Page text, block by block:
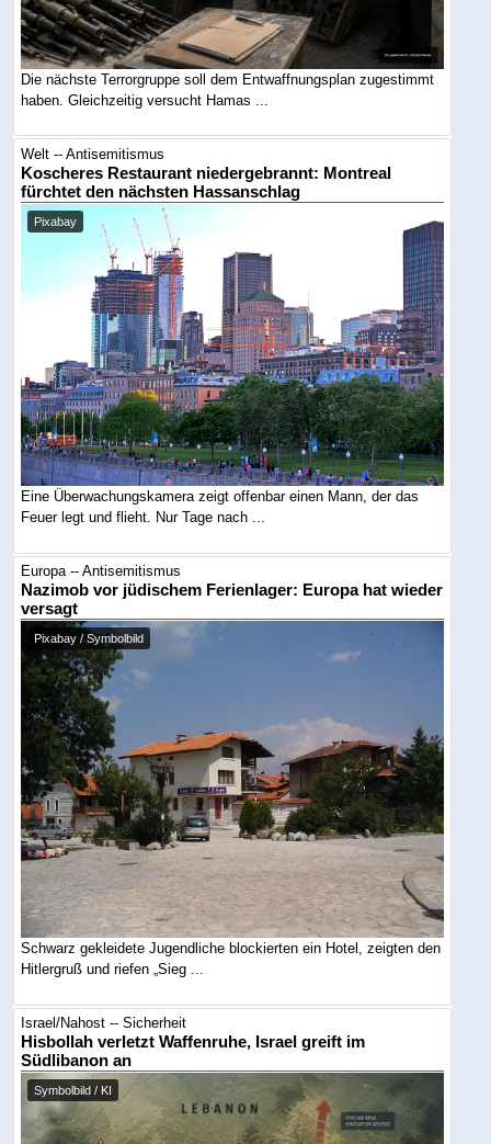
Die nächste Terrorgruppe soll dem Entwaffnungsplan zugestimmt
haben. Gleichzeitig versucht Hamas ...
Welt -- Antisemitismus
Koscheres Restaurant niedergebrannt: Montreal
fürchtet den nächsten Hassanschlag
Pixabay
Eine Überwachungskamera zeigt offenbar einen Mann, der das
Feuer legt und flieht. Nur Tage nach ...
Europa -- Antisemitismus
Nazimob vor jüdischem Ferienlager: Europa hat wieder
versagt
Pixabay / Symbolbild
Schwarz gekleidete Jugendliche blockierten ein Hotel, zeigten den
Hitlergruß und riefen „Sieg ...
Israel/Nahost -- Sicherheit
Hisbollah verletzt Waffenruhe, Israel greift im
Südlibanon an
Symbolbild / KI